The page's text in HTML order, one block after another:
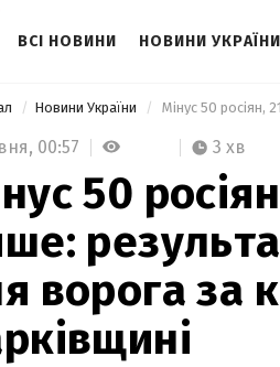
ВСІ НОВИНИ НОВИНИ УКРАЇНИ
Новини України
00:57 3 хв
50
ворога за